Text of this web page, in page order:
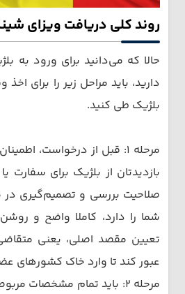
روند کلی دریافت ویزای
حالا که می‌دانید برای ورود به
دارید، باید مراحل زیر را برای
بلژیک طی کنید.
مرحله ۱: قبل از درخواست،
بازدیدتان از بلژیک برای سفارت
صلاحیت بررسی و تصمیم‌گیری در
شما را دارد، کاملا واضح و
تعیین مقصد اصلی، یعنی
عبور کند تا وارد خاک کشورهای
مرحله ۲: باید تمام مشخصات